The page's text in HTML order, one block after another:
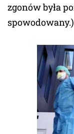
zgonów była
spowodowany.)